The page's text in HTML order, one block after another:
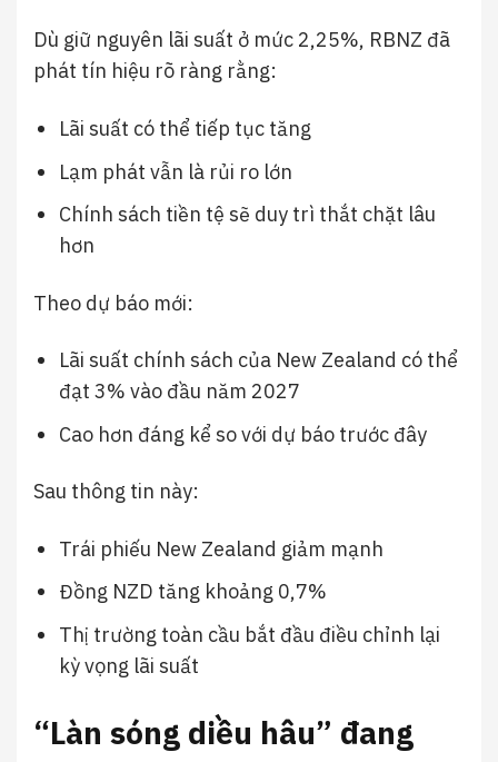
Dù giữ nguyên lãi suất ở mức 2,25%, RBNZ đã
phát tín hiệu rõ ràng rằng:
Lãi suất có thể tiếp tục tăng
Lạm phát vẫn là rủi ro lớn
Chính sách tiền tệ sẽ duy trì thắt chặt lâu
hơn
Theo dự báo mới:
Lãi suất chính sách của New Zealand có thể
đạt 3% vào đầu năm 2027
Cao hơn đáng kể so với dự báo trước đây
Sau thông tin này:
Trái phiếu New Zealand giảm mạnh
Đồng NZD tăng khoảng 0,7%
Thị trường toàn cầu bắt đầu điều chỉnh lại
kỳ vọng lãi suất
“Làn sóng diều hâu” đang